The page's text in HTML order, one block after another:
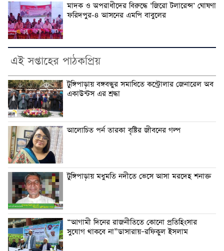
মাদক ও অপরাধীদের বিরুদ্ধে ‘জিরো টলারেন্স’ ঘোষণা
ফরিদপুর-৪ আসনের এমপি বাবুলের
এই সপ্তাহের পাঠকপ্রিয়
টুঙ্গিপাড়ায় বঙ্গবন্ধুর সমাধিতে কন্ট্রোলার জেনারেল অব
একাউন্টস এর শ্রদ্ধা
আলোচিত পর্ন তারকা বৃষ্টির জীবনের গল্প
টুঙ্গিপাড়ায় মধুমতি নদীতে ভেসে আসা মরদেহ শনাক্ত
“আগামী দিনের রাজনীতিতে কোনো প্রতিহিংসার
সুযোগ থাকবে না”ডাসারায়–রফিকুল ইসলাম